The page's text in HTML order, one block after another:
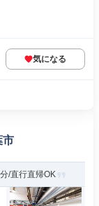
気になる
市
/直行直帰OK